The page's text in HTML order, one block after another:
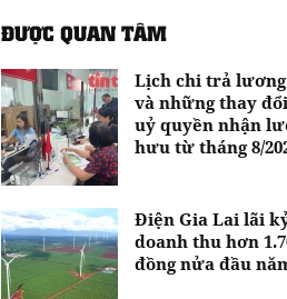
ĐƯỢC QUAN TÂM
Lịch chi trả
và những thay
uỷ quyền nhận
hưu từ tháng 8/
Điện Gia Lai lãi
doanh thu hơn
đồng nửa đầu